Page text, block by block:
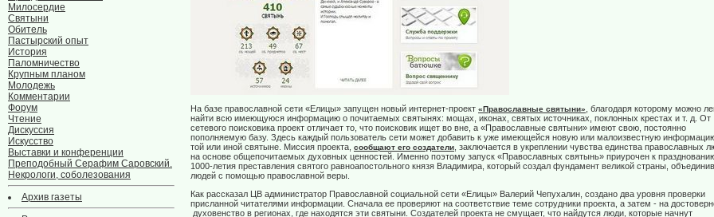
Милосердие
Святыни
Обитель
Пастырский опыт
История
Паломничество
Крупным планом
Молодежь
Комментарии
Форум
Чтение
Дискуссия
Искусство
Выставки и конференции
Преподобный Серафим Саровский.
Некрологи, соболезования
Архив газеты
На базе православной сети «Елицы» запущен новый интернет-проект «Православные святыни», благодаря которому можно
найти всю имеющуюся информацию о почитаемых святынях: мощах, иконах, святых источниках, поклонных крестах и т. д. От
cетевого поисковика проект отличает то, что поисковик ищет во вне, а «Православные святыни» имеют свою, постоянно
пополняемую базу. Здесь каждый пользователь сети может добавить к уже имеющейся новую или малоизвестную
той или иной святыне. Миссия проекта, сообщают его создатели, заключается в укреплении чувства единства православных
на основе общепочитаемых духовных ценностей. Именно поэтому запуск «Православных святынь» приурочен к
1000-летия преставления святого равноапостольного князя Владимира, который создал фундамент великой страны, объединив
людей с помощью православной веры.
Как рассказал ЦВ администратор Православной социальной сети «Елицы» Валерий Чепухалин, создано два уровня проверки
присланной читателями информации. Сначала ее проверяют на соответствие теме сотрудники проекта, а затем - на
духовенство в регионах, где находятся эти святыни. Создателей проекта не смущает, что найдутся люди, которые начнут